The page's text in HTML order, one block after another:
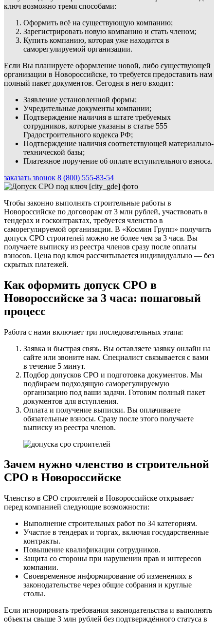
ключ возможно тремя способами:
Оформить всё на существующую компанию;
Зарегистрировать новую компанию и стать членом;
Купить компанию, которая уже находится в
саморегулируемой организации.
Если Вы планируете оформление новой, либо существующей
организации в Новороссийске, то требуется предоставить нам
полный пакет документов. Сегодня в него входит:
Заявление установленной формы;
Учредительные документы компании;
Подтверждение наличия в штате требуемых
сотрудников, которые указаны в статье 555
Градостроительного кодекса РФ;
Подтверждение наличия соответствующей материально-
технической базы;
Платежное поручение об оплате вступительного взноса.
заказать звонок 8 (800) 555-83-54
Чтобы законно выполнять строительные работы в
Новороссийске по договорам от 3 млн рублей, участвовать в
тендерах и госконтрактах, требуется членство в
саморегулируемой организации. В «Космин Групп» получить
допуск СРО строителей можно не более чем за 3 часа. Вы
получаете выписку из реестра членов сразу после оплаты
взносов. Цена под ключ рассчитывается индивидуально — без
скрытых платежей.
Как оформить допуск СРО в
Новороссийске за 3 часа: пошаговый
процесс
Работа с нами включает три последовательных этапа:
Заявка и быстрая связь. Вы оставляете заявку онлайн на
сайте или звоните нам. Специалист связывается с вами
в течение 5 минут.
Подбор допусков СРО и подготовка документов. Мы
подбираем подходящую саморегулируемую
организацию под ваши задачи. Готовим полный пакет
документов для вступления.
Оплата и получение выписки. Вы оплачиваете
обязательные взносы. Сразу после этого получаете
выписку из реестра членов.
Зачем нужно членство в строительной
СРО в Новороссийске
Членство в СРО строителей в Новороссийске открывает
перед компанией следующие возможности:
Выполнение строительных работ по 34 категориям.
Участие в тендерах и торгах, включая государственные
контракты.
Повышение квалификации сотрудников.
Защита со стороны при нарушении прав и интересов
компании.
Своевременное информирование об изменениях в
законодательстве через общие собрания и круглые
столы.
Если игнорировать требования законодательства и выполнять
объекты свыше 3 млн рублей без подтверждённого статуса в